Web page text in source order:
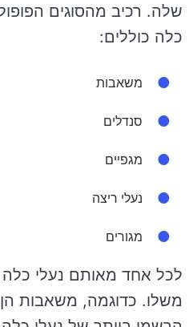
שלה. רכיב מהסוגים
כלה כוללים:
משאבות
סנדלים
מגפיים
נעלי ריצה
מגורים
לכל אחד מאותם נעלי כלה
משלו. כדוגמה, משאבות